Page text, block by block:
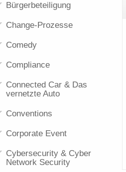
Bürgerbeteiligung
Change-Prozesse
Comedy
Compliance
Connected Car & Das
vernetzte Auto
Conventions
Corporate Event
Cybersecurity & Cyber
Network Security